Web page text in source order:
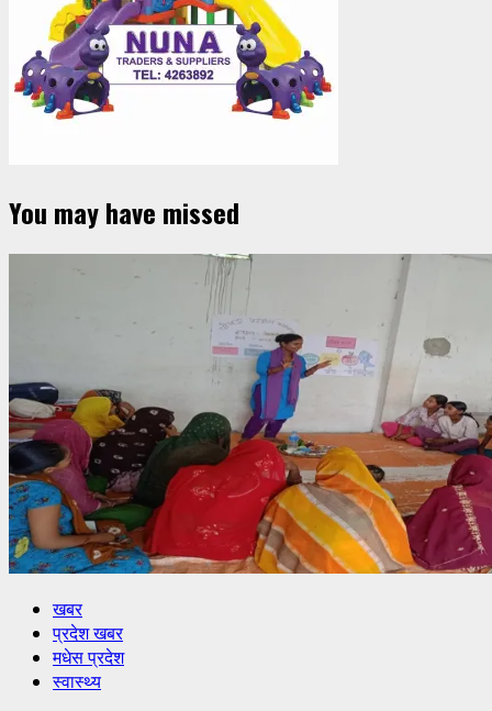
You may have missed
खबर
प्रदेश खबर
मधेस प्रदेश
स्वास्थ्य